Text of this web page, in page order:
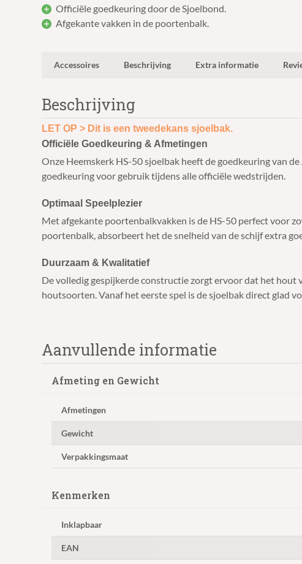
Officiële goedkeuring door de Sjoelbond.
Afgekante vakken in de poortenbalk.
Accessoires Beschrijving Extra informatie
Beschrijving
LET OP > Dit is een tweedekans sjoelbak.
Officiële Goedkeuring & Afmetingen
Onze Heemskerk HS-50 sjoelbak heeft de goedkeuring van
goedkeuring voor gebruik tijdens alle officiële wedstrijden.
Optimaal Speelplezier
Met afgekante poortenbalkvakken is de HS-50 perfect voor
poortenbalk, absorbeert het de snelheid van de schijf extra
Duurzaam & Kwalitatief
De volledig gespijkerde constructie zorgt ervoor dat het hout
houtsoorten. Vanaf het eerste spel is de sjoelbak direct glad
Aanvullende informatie
Afmeting en Gewicht
Afmetingen
Gewicht
Verpakkingsmaat
Kenmerken
Inklapbaar
EAN